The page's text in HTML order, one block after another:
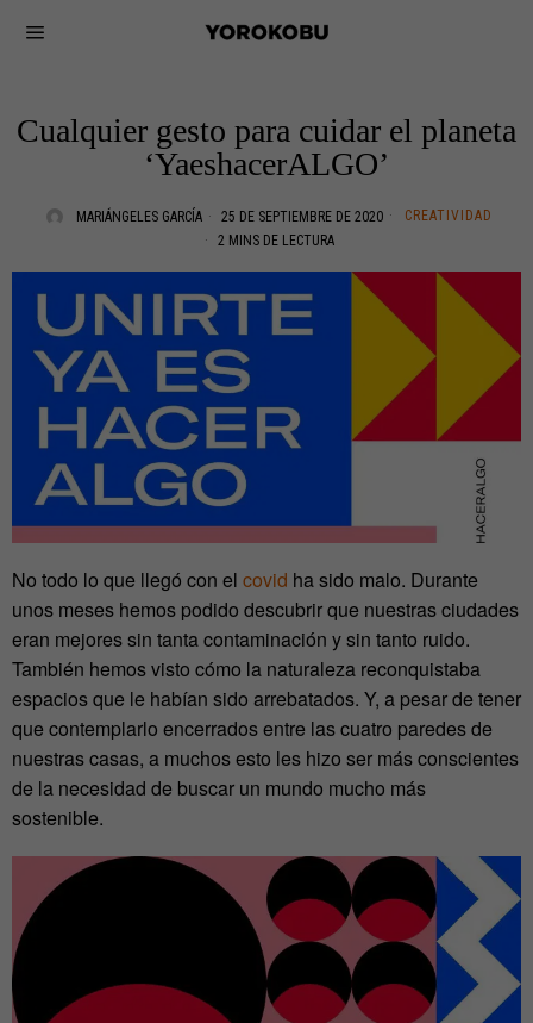
Cualquier gesto para cuidar el planeta
‘YaeshacerALGO’
MARIÁNGELES GARCÍA 25 DE SEPTIEMBRE DE 2020
CREATIVIDAD
2 MINS DE LECTURA
No todo lo que llegó con el covid ha sido malo. Durante
unos meses hemos podido descubrir que nuestras ciudades
eran mejores sin tanta contaminación y sin tanto ruido.
También hemos visto cómo la naturaleza reconquistaba
espacios que le habían sido arrebatados. Y, a pesar de tener
que contemplarlo encerrados entre las cuatro paredes de
nuestras casas, a muchos esto les hizo ser más conscientes
de la necesidad de buscar un mundo mucho más
sostenible.